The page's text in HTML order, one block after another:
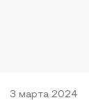
3 марта 2024